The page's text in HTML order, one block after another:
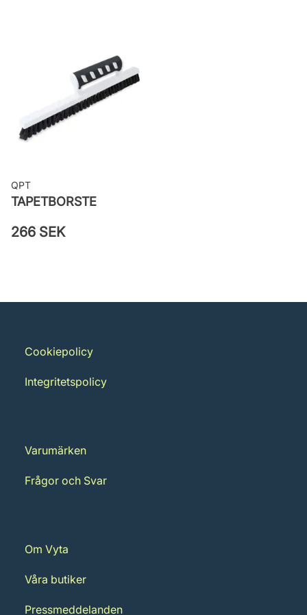
Applicering av lim: Lim strykes på
väggen
Leverantörens artikelnummer:
SUM401
QPT
TAPETBORSTE
266 SEK
Cookiepolicy
Integritetspolicy
Varumärken
Frågor och Svar
Om Vyta
Våra butiker
Pressmeddelanden